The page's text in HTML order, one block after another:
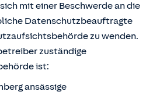
mit einer Beschwerde an die
Datenschutzbeauftragte
zu wenden.
zuständige
ist:
ansässige